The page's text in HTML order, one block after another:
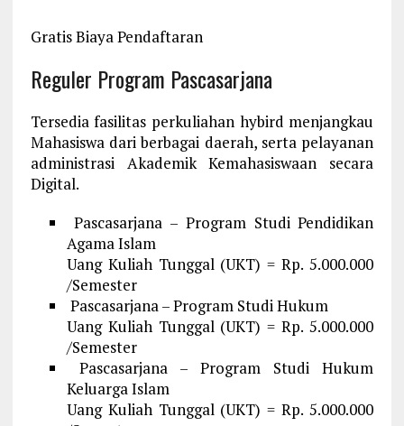
Gratis Biaya Pendaftaran
Reguler Program Pascasarjana
Tersedia fasilitas perkuliahan hybird menjangkau
Mahasiswa dari berbagai daerah, serta pelayanan
administrasi Akademik Kemahasiswaan secara
Digital.
Pascasarjana – Program Studi Pendidikan
Agama Islam
Uang Kuliah Tunggal (UKT) = Rp. 5.000.000
/Semester
Pascasarjana – Program Studi Hukum
Uang Kuliah Tunggal (UKT) = Rp. 5.000.000
/Semester
Pascasarjana – Program Studi Hukum
Keluarga Islam
Uang Kuliah Tunggal (UKT) = Rp. 5.000.000